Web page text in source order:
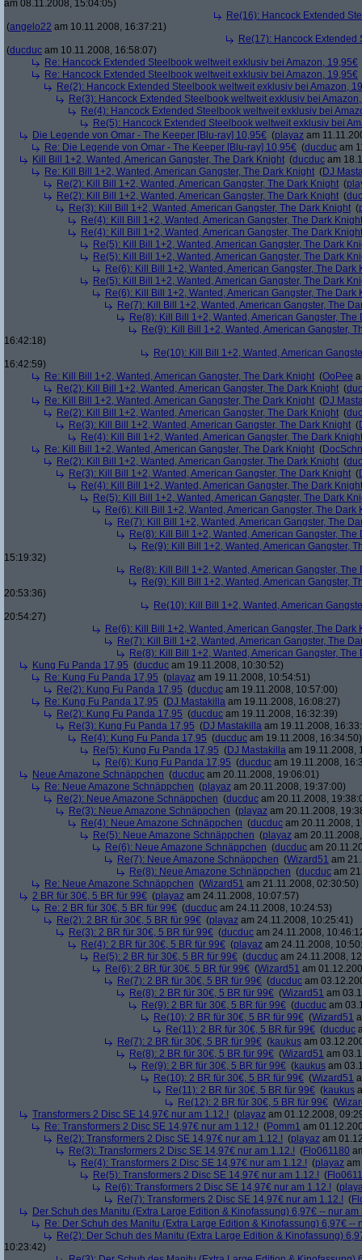
am 08.11.2008, 15:04:05)
Re(16): Hancock Extended
(angelo22 am 10.11.2008, 16:37:21)
Re(17): Hancock
(ducduc am 10.11.2008, 16:58:07)
Re: Hancock Extended Steelbook weltweit exklusiv bei Amazon, 19,95€
Re: Hancock Extended Steelbook weltweit exklusiv bei Amazon, 19,95€
Re(2): Hancock Extended Steelbook weltweit exklusiv bei Amazon,
Re(3): Hancock Extended Steelbook weltweit exklusiv bei
Re(4): Hancock Extended Steelbook weltweit exklusiv bei
Re(5): Hancock Extended Steelbook weltweit exklusiv bei
Die Legende von Omar - The Keeper [Blu-ray] 10,95€ (playaz am
Re: Die Legende von Omar - The Keeper [Blu-ray] 10,95€ (ducduc am
Kill Bill 1+2, Wanted, American Gangster, The Dark Knight (ducduc am
Re: Kill Bill 1+2, Wanted, American Gangster, The Dark Knight (DJ
Re(2): Kill Bill 1+2, Wanted, American Gangster, The Dark Knight (
Re(2): Kill Bill 1+2, Wanted, American Gangster, The Dark Knight (
Re(3): Kill Bill 1+2, Wanted, American Gangster, The Dark Knight (
Re(4): Kill Bill 1+2, Wanted, American Gangster, The Dark Knight
Re(4): Kill Bill 1+2, Wanted, American Gangster, The Dark Knight
Re(5): Kill Bill 1+2, Wanted, American Gangster, The Dark
Re(5): Kill Bill 1+2, Wanted, American Gangster, The Dark
Re(6): Kill Bill 1+2, Wanted, American Gangster, The Dark
Re(5): Kill Bill 1+2, Wanted, American Gangster, The Dark
Re(6): Kill Bill 1+2, Wanted, American Gangster, The Dark
Re(7): Kill Bill 1+2, Wanted, American Gangster, The
Re(8): Kill Bill 1+2, Wanted, American Gangster, The
Re(9): Kill Bill 1+2, Wanted, American Gangster,
16:42:18)
Re(10): Kill Bill 1+2, Wanted, American
16:42:59)
Re: Kill Bill 1+2, Wanted, American Gangster, The Dark Knight (OoPee
Re(2): Kill Bill 1+2, Wanted, American Gangster, The Dark Knight (
Re: Kill Bill 1+2, Wanted, American Gangster, The Dark Knight (DJ
Re(2): Kill Bill 1+2, Wanted, American Gangster, The Dark Knight (
Re(3): Kill Bill 1+2, Wanted, American Gangster, The Dark Knight (
Re(4): Kill Bill 1+2, Wanted, American Gangster, The Dark Knight
Re: Kill Bill 1+2, Wanted, American Gangster, The Dark Knight (
Re(2): Kill Bill 1+2, Wanted, American Gangster, The Dark Knight (
Re(3): Kill Bill 1+2, Wanted, American Gangster, The Dark Knight (
Re(4): Kill Bill 1+2, Wanted, American Gangster, The Dark Knight
Re(5): Kill Bill 1+2, Wanted, American Gangster, The Dark
Re(6): Kill Bill 1+2, Wanted, American Gangster, The Dark
Re(7): Kill Bill 1+2, Wanted, American Gangster, The
Re(8): Kill Bill 1+2, Wanted, American Gangster, The
Re(9): Kill Bill 1+2, Wanted, American Gangster,
15:19:32)
Re(8): Kill Bill 1+2, Wanted, American Gangster, The
Re(9): Kill Bill 1+2, Wanted, American Gangster,
20:53:36)
Re(10): Kill Bill 1+2, Wanted, American
20:54:27)
Re(6): Kill Bill 1+2, Wanted, American Gangster, The Dark
Re(7): Kill Bill 1+2, Wanted, American Gangster, The
Re(8): Kill Bill 1+2, Wanted, American Gangster, The
Kung Fu Panda 17,95 (ducduc am 19.11.2008, 10:30:52)
Re: Kung Fu Panda 17,95 (playaz am 19.11.2008, 10:54:51)
Re(2): Kung Fu Panda 17,95 (ducduc am 19.11.2008, 10:57:00)
Re: Kung Fu Panda 17,95 (DJ Mastakilla am 19.11.2008, 16:08:27)
Re(2): Kung Fu Panda 17,95 (ducduc am 19.11.2008, 16:32:39)
Re(3): Kung Fu Panda 17,95 (DJ Mastakilla am 19.11.2008,
Re(4): Kung Fu Panda 17,95 (ducduc am 19.11.2008, 16:34:50)
Re(5): Kung Fu Panda 17,95 (DJ Mastakilla am 19.11.2008,
Re(6): Kung Fu Panda 17,95 (ducduc am 19.11.2008,
Neue Amazone Schnäppchen (ducduc am 20.11.2008, 19:06:01)
Re: Neue Amazone Schnäppchen (playaz am 20.11.2008, 19:37:00)
Re(2): Neue Amazone Schnäppchen (ducduc am 20.11.2008,
Re(3): Neue Amazone Schnäppchen (playaz am 20.11.2008,
Re(4): Neue Amazone Schnäppchen (ducduc am 20.11.2008,
Re(5): Neue Amazone Schnäppchen (playaz am
Re(6): Neue Amazone Schnäppchen (ducduc am
Re(7): Neue Amazone Schnäppchen (Wizard51 am
Re(8): Neue Amazone Schnäppchen (ducduc am
Re: Neue Amazone Schnäppchen (Wizard51 am 21.11.2008, 02:30:50)
2 BR für 30€, 5 BR für 99€ (playaz am 24.11.2008, 10:07:57)
Re: 2 BR für 30€, 5 BR für 99€ (ducduc am 24.11.2008, 10:24:53)
Re(2): 2 BR für 30€, 5 BR für 99€ (playaz am 24.11.2008, 10:25:41)
Re(3): 2 BR für 30€, 5 BR für 99€ (ducduc am 24.11.2008,
Re(4): 2 BR für 30€, 5 BR für 99€ (playaz am 24.11.2008,
Re(5): 2 BR für 30€, 5 BR für 99€ (ducduc am 24.11.2008,
Re(6): 2 BR für 30€, 5 BR für 99€ (Wizard51 am
Re(7): 2 BR für 30€, 5 BR für 99€ (ducduc am
Re(8): 2 BR für 30€, 5 BR für 99€ (Wizard51 am
Re(9): 2 BR für 30€, 5 BR für 99€ (ducduc am
Re(10): 2 BR für 30€, 5 BR für 99€ (Wizard51
Re(11): 2 BR für 30€, 5 BR für 99€ (ducduc
Re(7): 2 BR für 30€, 5 BR für 99€ (kaukus am
Re(8): 2 BR für 30€, 5 BR für 99€ (Wizard51 am
Re(9): 2 BR für 30€, 5 BR für 99€ (kaukus am
Re(10): 2 BR für 30€, 5 BR für 99€ (Wizard51
Re(11): 2 BR für 30€, 5 BR für 99€ (kaukus
Re(12): 2 BR für 30€, 5 BR für 99€ (
Transformers 2 Disc SE 14,97€ nur am 1.12.! (playaz am 01.12.2008,
Re: Transformers 2 Disc SE 14,97€ nur am 1.12.! (Pomm1 am
Re(2): Transformers 2 Disc SE 14,97€ nur am 1.12.! (playaz am
Re(3): Transformers 2 Disc SE 14,97€ nur am 1.12.! (Flo061180
Re(4): Transformers 2 Disc SE 14,97€ nur am 1.12.! (playaz
Re(5): Transformers 2 Disc SE 14,97€ nur am 1.12.! (
Re(6): Transformers 2 Disc SE 14,97€ nur am 1.12.! (
Re(7): Transformers 2 Disc SE 14,97€ nur am 1.12.! (
Der Schuh des Manitu (Extra Large Edition & Kinofassung) 6,97€ -- nur am
Re: Der Schuh des Manitu (Extra Large Edition & Kinofassung) 6,97€ --
Re(2): Der Schuh des Manitu (Extra Large Edition & Kinofassung)
10:23:42)